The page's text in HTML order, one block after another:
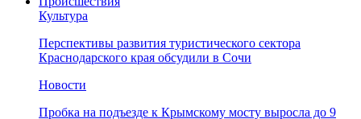
Культура
Перспективы развития туристического сектора
Краснодарского края обсудили в Сочи
Новости
Пробка на подъезде к Крымскому мосту выросла до 9